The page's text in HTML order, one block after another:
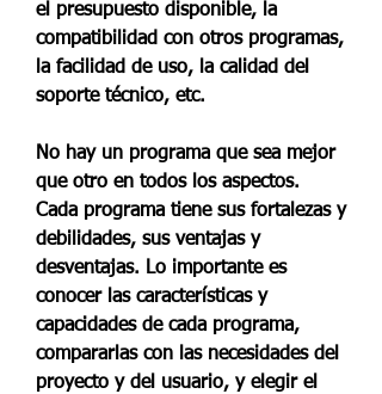
el presupuesto disponible, la
compatibilidad con otros programas,
la facilidad de uso, la calidad del
soporte técnico, etc.
No hay un programa que sea mejor
que otro en todos los aspectos.
Cada programa tiene sus fortalezas y
debilidades, sus ventajas y
desventajas. Lo importante es
conocer las características y
capacidades de cada programa,
compararlas con las necesidades del
proyecto y del usuario, y elegir el